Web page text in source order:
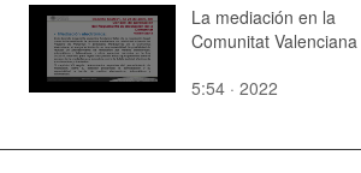
La mediación en la
Comunitat Valenciana
5:54 · 2022